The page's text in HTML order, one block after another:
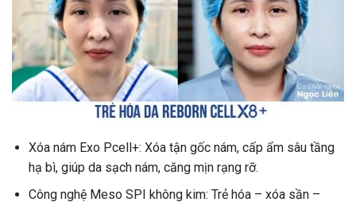
Xóa nám Exo Pcell+: Xóa tận gốc nám, cấp ẩm sâu tầng
hạ bì, giúp da sạch nám, căng mịn rạng rỡ.
Công nghệ Meso SPI không kim: Trẻ hóa – xóa sần –